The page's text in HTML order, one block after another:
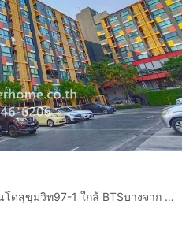
คอนโดมิเนียม 28.81 ตร.ม. พลัมคอนโดสุขุมวิท97-1 ใกล้ BTSบางจาก ซอยสุขุมวิท97-1 ถนนกาญจนาภิเษก ถนนสุขุมวิท เขตพระโขนง กรุงเทพมหานคร